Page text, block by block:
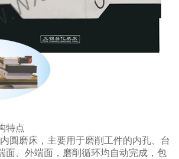
特点
圆磨床，主要用于磨削工件的内孔、台
面、外端面，磨削循环均自动完成，包